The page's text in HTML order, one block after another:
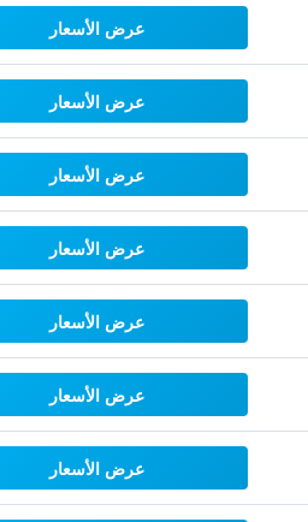
عرض الأسعار
عرض الأسعار
عرض الأسعار
عرض الأسعار
عرض الأسعار
عرض الأسعار
عرض الأسعار